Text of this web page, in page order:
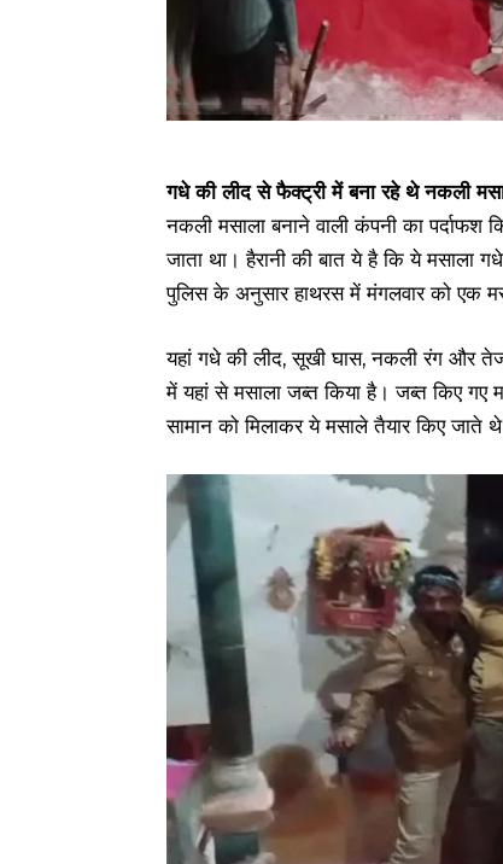
गधे की लीद से फैक्ट्री में बना रहे थे नकली
नकली मसाला बनाने वाली कंपनी का पर्दाफश
जाता था। हैरानी की बात ये है कि ये
पुलिस के अनुसार हाथरस में मंगलवार को एक
यहां गधे की लीद, सूखी घास, नकली रंग और
में यहां से मसाला जब्त किया है। जब्त किए गए
सामान को मिलाकर ये मसाले तैयार किए जाते